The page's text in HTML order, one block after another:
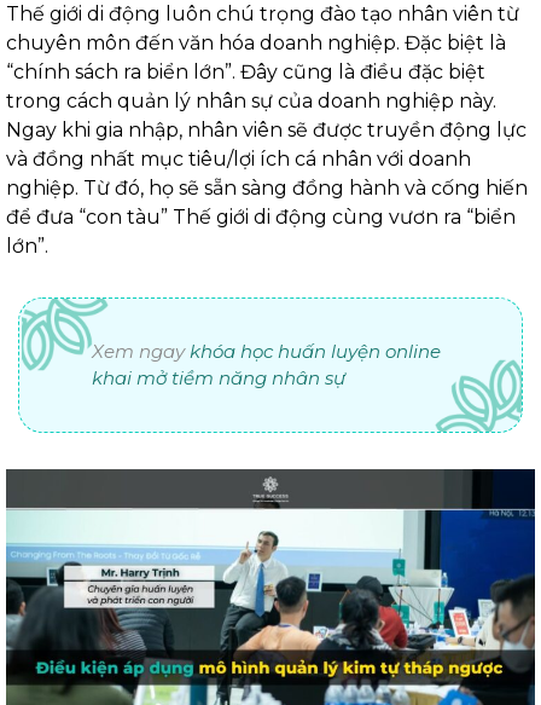
Thế giới di động luôn chú trọng đào tạo nhân viên từ
chuyên môn đến văn hóa doanh nghiệp. Đặc biệt là
“chính sách ra biển lớn”. Đây cũng là điều đặc biệt
trong cách quản lý nhân sự của doanh nghiệp này.
Ngay khi gia nhập, nhân viên sẽ được truyền động lực
và đồng nhất mục tiêu/lợi ích cá nhân với doanh
nghiệp. Từ đó, họ sẽ sẵn sàng đồng hành và cống hiến
để đưa “con tàu” Thế giới di động cùng vươn ra “biển
lớn”.
Xem ngaykhóa học huấn luyện online
khai mở tiềm năng nhân sự